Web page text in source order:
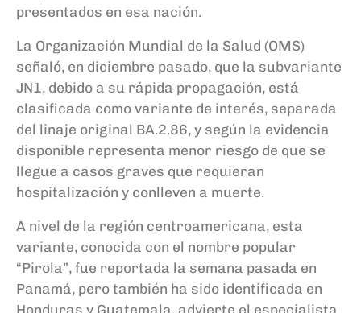
presentados en esa nación.
La Organización Mundial de la Salud (OMS)
señaló, en diciembre pasado, que la subvariante
JN1, debido a su rápida propagación, está
clasificada como variante de interés, separada
del linaje original BA.2.86, y según la evidencia
disponible representa menor riesgo de que se
llegue a casos graves que requieran
hospitalización y conlleven a muerte.
A nivel de la región centroamericana, esta
variante, conocida con el nombre popular
“Pirola”, fue reportada la semana pasada en
Panamá, pero también ha sido identificada en
Honduras y Guatemala, advierte el especialista.